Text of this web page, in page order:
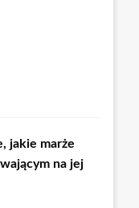
jakie marże
na jej